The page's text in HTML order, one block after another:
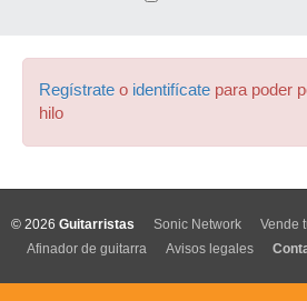
Regístrate o identifícate para poder
hilo
© 2026 Guitarristas Sonic Network Vende
Afinador de guitarra
Avisos legales